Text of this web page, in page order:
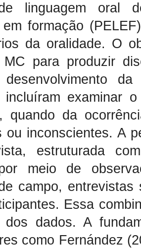
linguagem oral
em formação
da oralidade. O
para produzir
da
incluíram examinar
quando da
ou inconscientes. A
estruturada
meio de
campo,
Essa
dos dados. A
como Fernández